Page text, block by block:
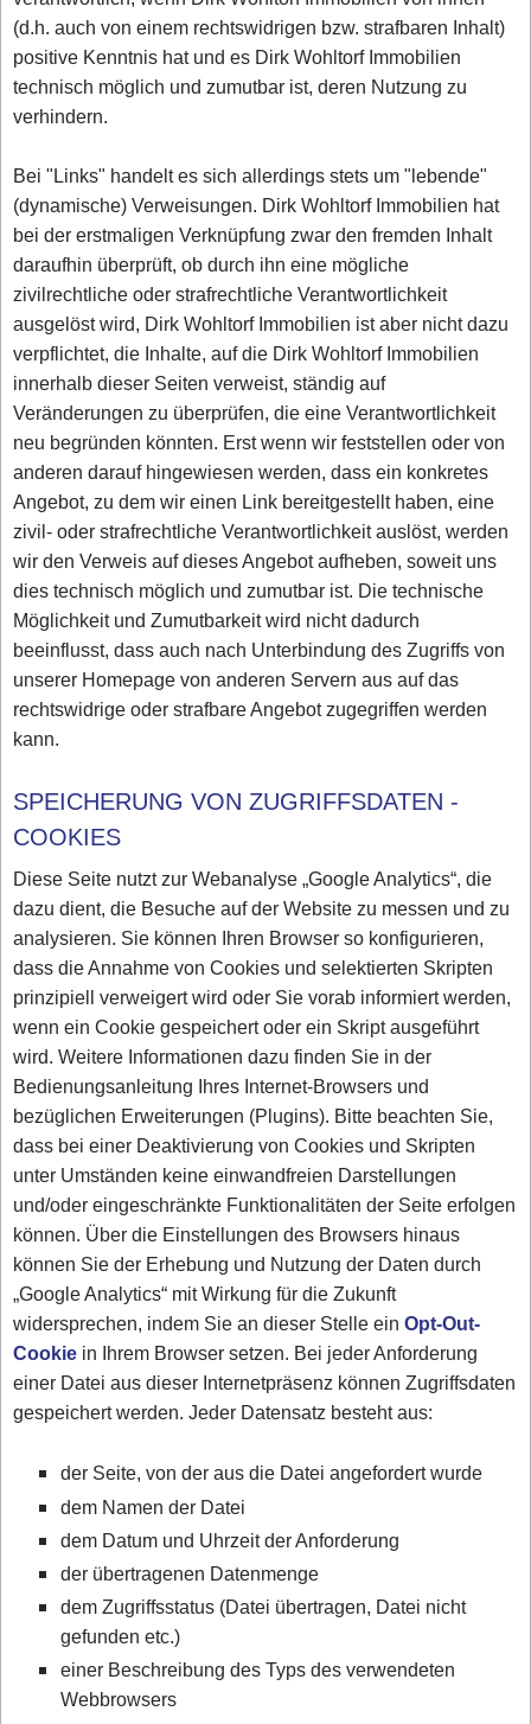
(d.h. auch von einem rechtswidrigen bzw. strafbaren Inhalt)
positive Kenntnis hat und es Dirk Wohltorf Immobilien
technisch möglich und zumutbar ist, deren Nutzung zu
verhindern.
Bei "Links" handelt es sich allerdings stets um "lebende"
(dynamische) Verweisungen. Dirk Wohltorf Immobilien hat
bei der erstmaligen Verknüpfung zwar den fremden Inhalt
daraufhin überprüft, ob durch ihn eine mögliche
zivilrechtliche oder strafrechtliche Verantwortlichkeit
ausgelöst wird, Dirk Wohltorf Immobilien ist aber nicht dazu
verpflichtet, die Inhalte, auf die Dirk Wohltorf Immobilien
innerhalb dieser Seiten verweist, ständig auf
Veränderungen zu überprüfen, die eine Verantwortlichkeit
neu begründen könnten. Erst wenn wir feststellen oder von
anderen darauf hingewiesen werden, dass ein konkretes
Angebot, zu dem wir einen Link bereitgestellt haben, eine
zivil- oder strafrechtliche Verantwortlichkeit auslöst, werden
wir den Verweis auf dieses Angebot aufheben, soweit uns
dies technisch möglich und zumutbar ist. Die technische
Möglichkeit und Zumutbarkeit wird nicht dadurch
beeinflusst, dass auch nach Unterbindung des Zugriffs von
unserer Homepage von anderen Servern aus auf das
rechtswidrige oder strafbare Angebot zugegriffen werden
kann.
SPEICHERUNG VON ZUGRIFFSDATEN -
COOKIES
Diese Seite nutzt zur Webanalyse „Google Analytics“, die
dazu dient, die Besuche auf der Website zu messen und zu
analysieren. Sie können Ihren Browser so konfigurieren,
dass die Annahme von Cookies und selektierten Skripten
prinzipiell verweigert wird oder Sie vorab informiert werden,
wenn ein Cookie gespeichert oder ein Skript ausgeführt
wird. Weitere Informationen dazu finden Sie in der
Bedienungsanleitung Ihres Internet-Browsers und
bezüglichen Erweiterungen (Plugins). Bitte beachten Sie,
dass bei einer Deaktivierung von Cookies und Skripten
unter Umständen keine einwandfreien Darstellungen
und/oder eingeschränkte Funktionalitäten der Seite erfolgen
können. Über die Einstellungen des Browsers hinaus
können Sie der Erhebung und Nutzung der Daten durch
„Google Analytics“ mit Wirkung für die Zukunft
widersprechen, indem Sie an dieser Stelle einOpt-Out-
Cookie in Ihrem Browser setzen. Bei jeder Anforderung
einer Datei aus dieser Internetpräsenz können Zugriffsdaten
gespeichert werden. Jeder Datensatz besteht aus:
der Seite, von der aus die Datei angefordert wurde
dem Namen der Datei
dem Datum und Uhrzeit der Anforderung
der übertragenen Datenmenge
dem Zugriffsstatus (Datei übertragen, Datei nicht
gefunden etc.)
einer Beschreibung des Typs des verwendeten
Webbrowsers